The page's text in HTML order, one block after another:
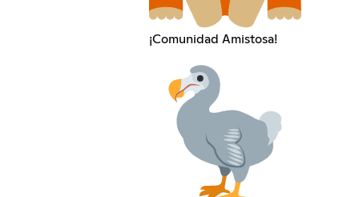
¡Comunidad Amistosa!